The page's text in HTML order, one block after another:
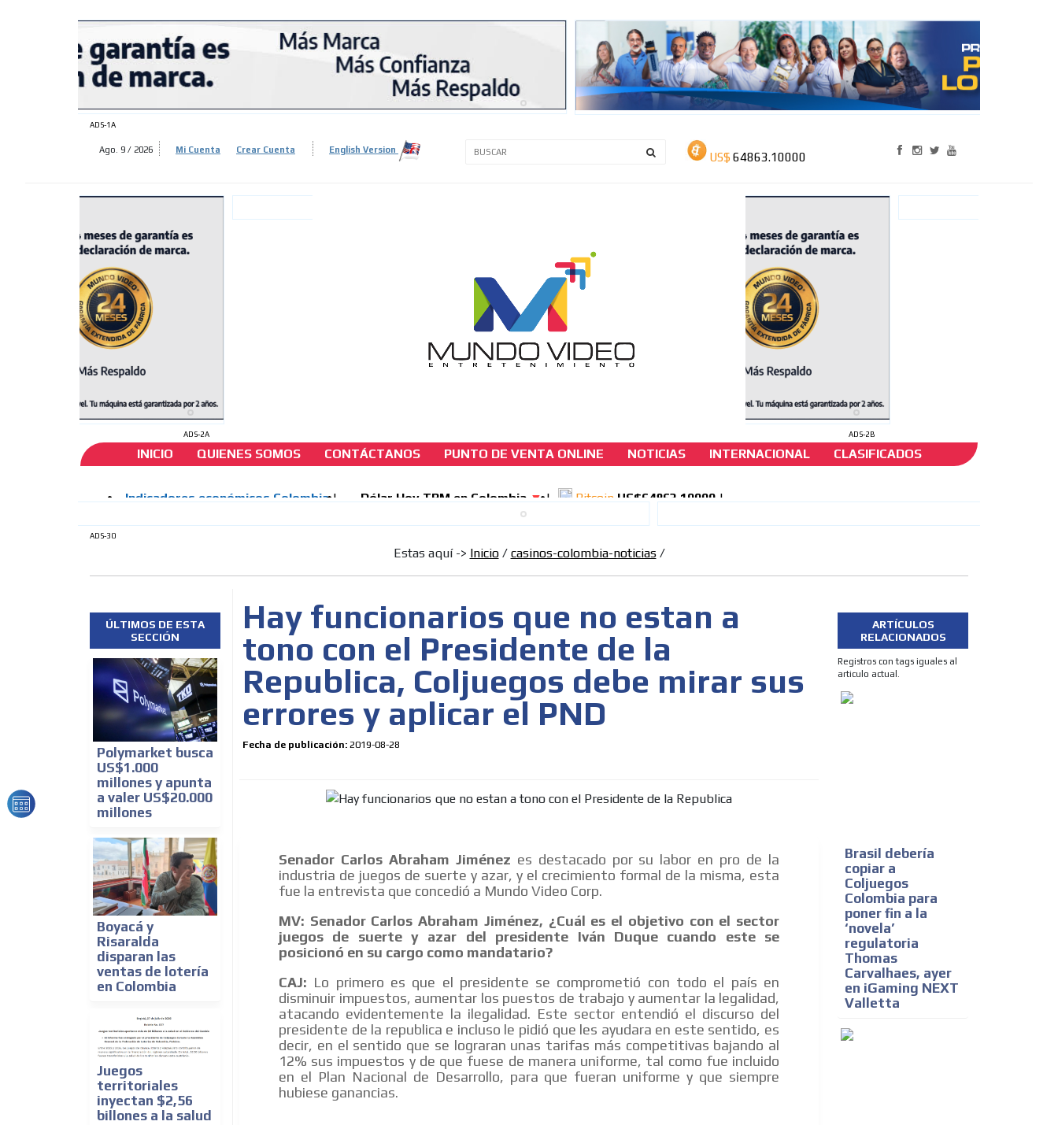
ADS-1A
Ago. 9 / 2026 Mi Cuenta Crear Cuenta English Version
ADS-2A ADS-2B
INICIO QUIENES SOMOS CONTÁCTANOS PUNTO DE VENTA ONLINE NOTICIAS INTERNACIONAL CLASIFICADOS
Hay funcionarios que no estan a tono con el
Presidente de la Republica, Coljuegos debe mirar
ADS-30
Estas aquí -> Inicio/ casinos-colombia-noticias/
ÚLTIMOS DE ESTA
SECCIÓN
Polymarket busca
US$1.000
millones y apunta
a valer US$20.000
millones
Boyacá y
Risaralda
disparan las
ventas de lotería
en Colombia
Juegos
territoriales
inyectan $2,56
billones a la salud
Hay funcionarios que no estan a
tono con el Presidente de la
Republica, Coljuegos debe mirar sus
errores y aplicar el PND
Fecha de publicación: 2019-08-28
Senador Carlos Abraham Jiménez es destacado por su labor en pro de la
industria de juegos de suerte y azar, y el crecimiento formal de la misma, esta
fue la entrevista que concedió a Mundo Video Corp.
MV: Senador Carlos Abraham Jiménez, ¿Cuál es el objetivo con el sector
juegos de suerte y azar del presidente Iván Duque cuando este se
posicionó en su cargo como mandatario?
CAJ: Lo primero es que el presidente se comprometió con todo el país en
disminuir impuestos, aumentar los puestos de trabajo y aumentar la legalidad,
atacando evidentemente la ilegalidad. Este sector entendió el discurso del
presidente de la republica e incluso le pidió que les ayudara en este sentido, es
decir, en el sentido que se lograran unas tarifas más competitivas bajando al
12% sus impuestos y de que fuese de manera uniforme, tal como fue incluido
en el Plan Nacional de Desarrollo, para que fueran uniforme y que siempre
hubiese ganancias.
ARTÍCULOS
RELACIONADOS
Registros con tags iguales al
articulo actual.
Brasil debería
copiar a
Coljuegos
Colombia para
poner fin a la
‘novela’
regulatoria
Thomas
Carvalhaes, ayer
en iGaming NEXT
Valletta